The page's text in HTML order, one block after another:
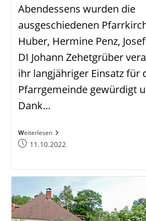
Abendessens wurden die
ausgeschiedenen
Huber, Hermine Penz,
DI Johann Zehetgrüber
ihr langjähriger Einsatz für
Pfarrgemeinde gewürdigt
Dank…
WeiterlesenAusgeschiedene
PKR-
Mitglieder
Beitrag11.10.2022